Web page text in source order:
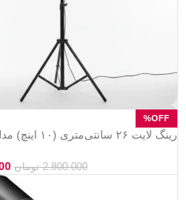
2.800.000 تومان